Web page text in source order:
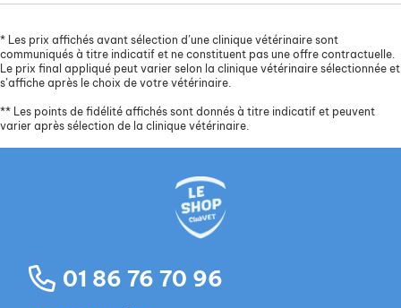
* Les prix affichés avant sélection d’une clinique vétérinaire sont
communiqués à titre indicatif et ne constituent pas une offre contractuelle.
Le prix final appliqué peut varier selon la clinique vétérinaire sélectionnée et
s’affiche après le choix de votre vétérinaire.
** Les points de fidélité affichés sont donnés à titre indicatif et peuvent
varier après sélection de la clinique vétérinaire.
01 86 76 70 96